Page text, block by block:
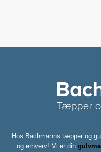
Hos Bachmanns tæpper og
og erhverv! Vi er din